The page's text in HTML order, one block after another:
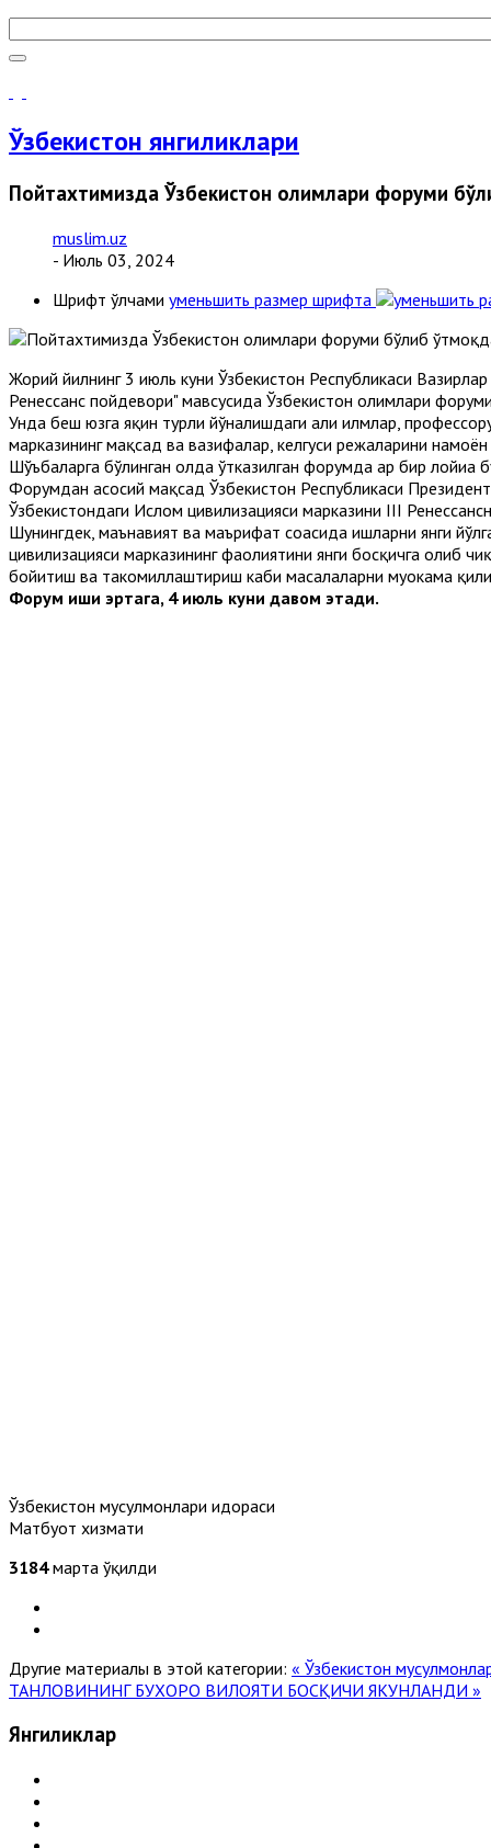
Ўзбекистон янгиликлари
Пойтахтимизда Ўзбекистон олимлари форуми
muslim.uz
- Июль 03, 2024
Шрифт ўлчами уменьшить размер шрифта
Жорий йилнинг 3 июль куни Ўзбекистон Республикаси
Ренессанс пойдевори" мавсусида Ўзбекистон олимлари
Унда беш юзга яқин турли йўналишдаги аҳли илмлар,
марказининг мақсад ва вазифалар, келгуси режаларини
Шўъбаларга бўлинган ҳолда ўтказилган форумда ҳар бир
Форумдан асосий мақсад Ўзбекистон Республикаси
Ўзбекистондаги Ислом цивилизацияси марказини III
Шунингдек, маънавият ва маърифат соҳасида ишларни янги
цивилизацияси марказининг фаолиятини янги босқичга олиб
бойитиш ва такомиллаштириш каби масалаларни муҳокама
Форум иши эртага, 4 июль куни давом этади.
Ўзбекистон мусулмонлари идораси
Матбуот хизмати
3184марта ўқилди
Другие материалы в этой категории: « Ўзбекистон
ТАНЛОВИНИНГ БУХОРО ВИЛОЯТИ БОСҚИЧИ ЯКУНЛАНДИ »
Янгиликлар